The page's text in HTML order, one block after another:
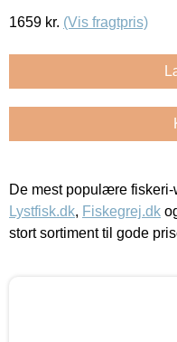
1659 kr. (Vis fragtpris)
De mest populære
Lystfisk.dk, Fiskegrej.dk
stort sortiment til gode